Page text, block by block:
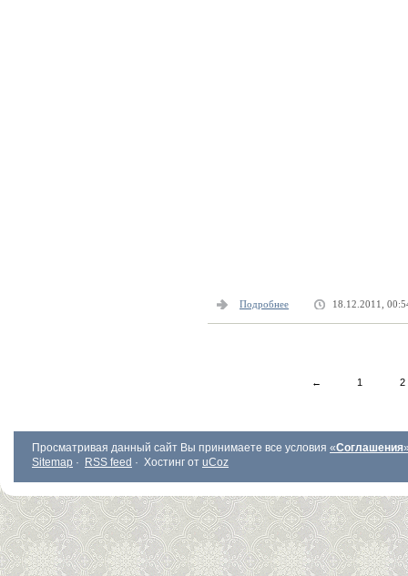
Подробнее 18.12.2011,
← 1 2
Просматривая данный сайт Вы принимаете все условия «Соглашения
Sitemap · RSS feed · Хостинг от uCoz